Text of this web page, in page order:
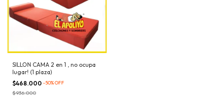
SILLON CAMA 2 en 1 , no ocupa
lugar! (1 plaza)
$468.000 -50%OFF
$936.000